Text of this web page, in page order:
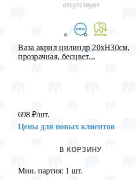
Ваза акрил цилиндр 20хH30см,
прозрачная, бесцвет...
698₽/шт.
Цены для новых клиентов
В КОРЗИНУ
Мин. партия: 1 шт.